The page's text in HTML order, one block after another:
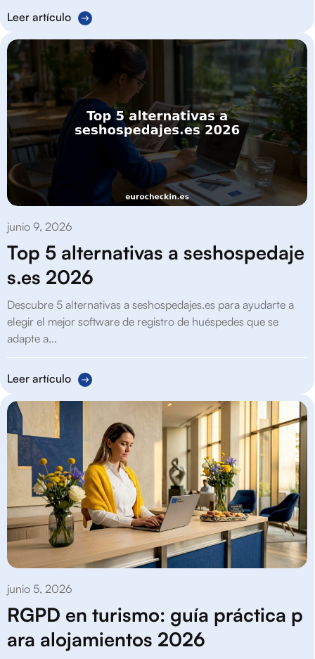
Leer artículo
junio 9, 2026
Top 5 alternativas a seshospedaje
s.es 2026
Descubre 5 alternativas a seshospedajes.es para ayudarte a
elegir el mejor software de registro de huéspedes que se
adapte a...
Leer artículo
junio 5, 2026
RGPD en turismo: guía práctica p
ara alojamientos 2026